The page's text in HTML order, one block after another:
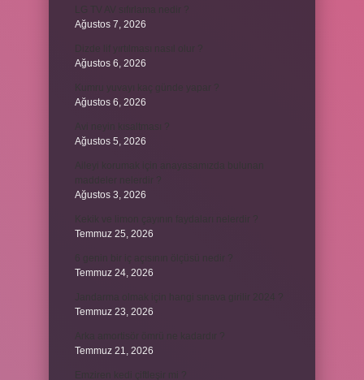
Ağustos 7, 2026
Ağustos 6, 2026
Ağustos 6, 2026
Ağustos 5, 2026
Ağustos 3, 2026
Temmuz 25, 2026
Temmuz 24, 2026
Temmuz 23, 2026
Temmuz 21, 2026